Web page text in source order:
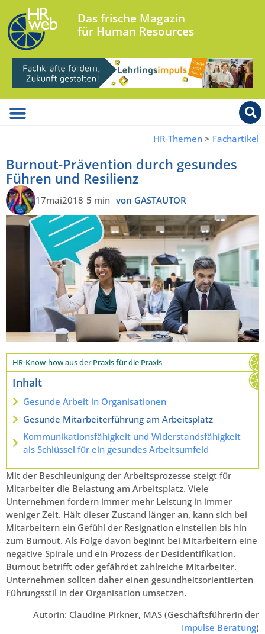
Das frische Magazin
für Human Resources
HR-Themen > Fachartikel
Burnout-Prävention durch gesundes
Führen und Resilienz
17mai2018 5 min von GASTAUTOR
HR-Know-how aus der Praxis für die Praxis
Inhalt
Gesunde Arbeit in Organisationen
Gesunde Mitarbeiterführung am Arbeitsplatz
Kommunikationsfähigkeit und Widerstandsfähigkeit
als Schlüssel für ein gesundes Arbeitsumfeld
Mit der Beschleunigung der Arbeitsprozesse steigt für
Mitarbeiter die Belastung am Arbeitsplatz. Viele
Unternehmen fordern immer mehr Leistung in immer
weniger Zeit. Hält dieser Zustand länger an, kann sich bei
Mitarbeitern ein Gefühl der Resignation einstellen bis hin
zum Burnout. Als Folge davon beginnt bei Mitarbeitern eine
negative Spirale und ein Prozess der Desidentifikation.
Burnout betrifft oder gefährdet zahlreiche Mitarbeiter.
Unternehmen sollten daher einen gesundheitsorientierten
Führungsstil in der Organisation umsetzen.
Autorin: Claudine Pirkner, MAS (Geschäftsführerin der
Impulse Beratung)